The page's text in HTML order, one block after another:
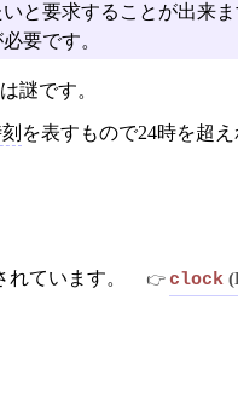
と要求することが出来ま
要です。
謎です。
を表すもので24時を超え
れています。 clock